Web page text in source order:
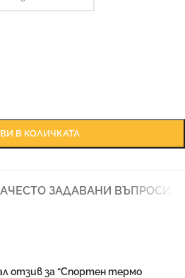
В КОЛИЧКАТА
ЧЕСТО ЗАДАВАНИ ВЪПРОСИ
отзив за “Спортен термо